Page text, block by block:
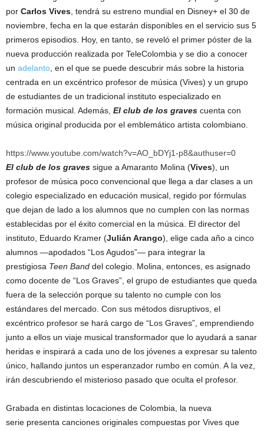
por Carlos Vives, tendrá su estreno mundial en Disney+ el 30 de
noviembre, fecha en la que estarán disponibles en el servicio sus 5
primeros episodios. Hoy, en tanto, se reveló el primer póster de la
nueva producción realizada por TeleColombia y se dio a conocer
un adelanto, en el que se puede descubrir más sobre la historia
centrada en un excéntrico profesor de música (Vives) y un grupo
de estudiantes de un tradicional instituto especializado en
formación musical. Además, El club de los graves cuenta con
música original producida por el emblemático artista colombiano.
https://www.youtube.com/watch?v=AO_bDYj1-p8&authuser=0
El club de los graves sigue a Amaranto Molina (Vives), un
profesor de música poco convencional que llega a dar clases a un
colegio especializado en educación musical, regido por fórmulas
que dejan de lado a los alumnos que no cumplen con las normas
establecidas por el éxito comercial en la música. El director del
instituto, Eduardo Kramer (Julián Arango), elige cada año a cinco
alumnos —apodados “Los Agudos”— para integrar la
prestigiosa Teen Band del colegio. Molina, entonces, es asignado
como docente de “Los Graves”, el grupo de estudiantes que queda
fuera de la selección porque su talento no cumple con los
estándares del mercado. Con sus métodos disruptivos, el
excéntrico profesor se hará cargo de “Los Graves”, emprendiendo
junto a ellos un viaje musical transformador que lo ayudará a sanar
heridas e inspirará a cada uno de los jóvenes a expresar su talento
único, hallando juntos un esperanzador rumbo en común. A la vez,
irán descubriendo el misterioso pasado que oculta el profesor.
Grabada en distintas locaciones de Colombia, la nueva
serie presenta canciones originales compuestas por Vives que